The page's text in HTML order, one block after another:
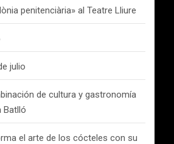
penitenciària» al Teatre Lliure
julio
de cultura y gastronomía
Batlló
el arte de los cócteles con su